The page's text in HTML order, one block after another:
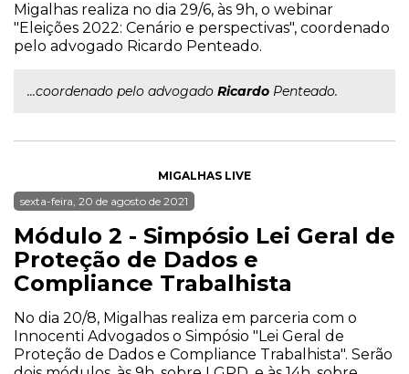
Migalhas realiza no dia 29/6, às 9h, o webinar
"Eleições 2022: Cenário e perspectivas", coordenado
pelo advogado Ricardo Penteado.
...coordenado pelo advogado Ricardo Penteado.
MIGALHAS LIVE
sexta-feira, 20 de agosto de 2021
Módulo 2 - Simpósio Lei Geral de
Proteção de Dados e
Compliance Trabalhista
No dia 20/8, Migalhas realiza em parceria com o
Innocenti Advogados o Simpósio "Lei Geral de
Proteção de Dados e Compliance Trabalhista". Serão